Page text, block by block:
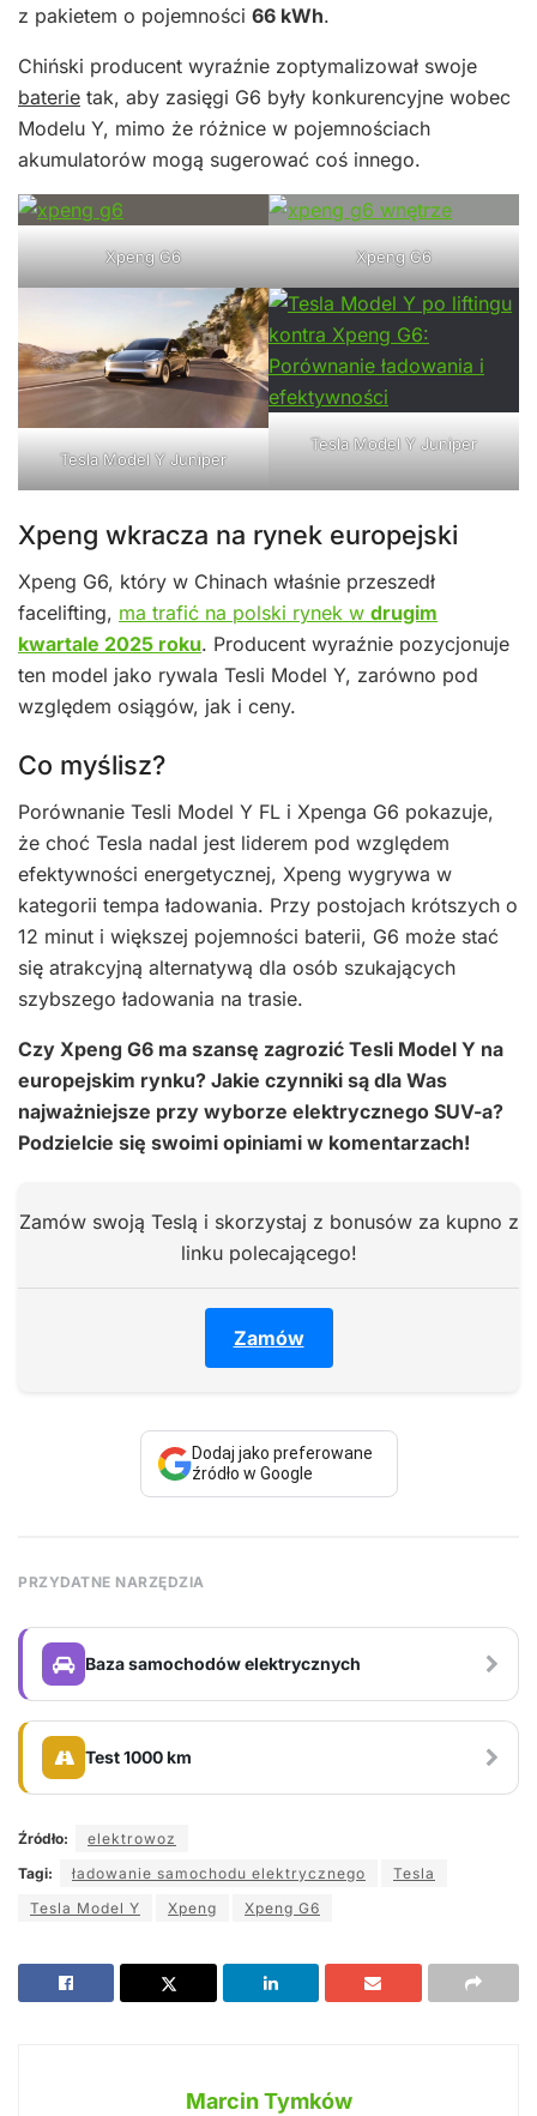
z pakietem o pojemności 66 kWh.
Chiński producent wyraźnie zoptymalizował swoje
baterie tak, aby zasięgi G6 były konkurencyjne wobec
Modelu Y, mimo że różnice w pojemnościach
akumulatorów mogą sugerować coś innego.
Xpeng G6 Xpeng G6
Tesla Model Y Juniper
Tesla Model Y Juniper
Xpeng wkracza na rynek europejski
Xpeng G6, który w Chinach właśnie przeszedł
facelifting, ma trafić na polski rynek w drugim
kwartale 2025 roku. Producent wyraźnie pozycjonuje
ten model jako rywala Tesli Model Y, zarówno pod
względem osiągów, jak i ceny.
Co myślisz?
Porównanie Tesli Model Y FL i Xpenga G6 pokazuje,
że choć Tesla nadal jest liderem pod względem
efektywności energetycznej, Xpeng wygrywa w
kategorii tempa ładowania. Przy postojach krótszych o
12 minut i większej pojemności baterii, G6 może stać
się atrakcyjną alternatywą dla osób szukających
szybszego ładowania na trasie.
Czy Xpeng G6 ma szansę zagrozić Tesli Model Y na
europejskim rynku? Jakie czynniki są dla Was
najważniejsze przy wyborze elektrycznego SUV-a?
Podzielcie się swoimi opiniami w komentarzach!
Zamów swoją Teslą i skorzystaj z bonusów za kupno z
linku polecającego!
Zamów
Dodaj jako preferowane
źródło w Google
PRZYDATNE NARZĘDZIA
Baza samochodów elektrycznych
Test 1000 km
Źródło:
elektrowoz
Tagi:
ładowanie samochodu elektrycznego
Tesla
Tesla Model Y
Xpeng Xpeng G6
Marcin Tymków